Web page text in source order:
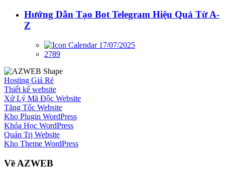
Hướng Dẫn Tạo Bot Telegram Hiệu Quả Từ A-
Z
17/07/2025
2789
Hosting Giá Rẻ
Thiết kế website
Xử Lý Mã Độc Website
Tăng Tốc Website
Kho Plugin WordPress
Khóa Học WordPress
Quản Trị Website
Kho Theme WordPress
Về AZWEB